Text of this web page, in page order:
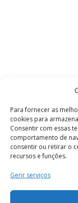
Para fornecer as
cookies para
Consentir com essas
comportamento de
consentir ou retirar o
recursos e funções.
Gerir serviços
Termos e